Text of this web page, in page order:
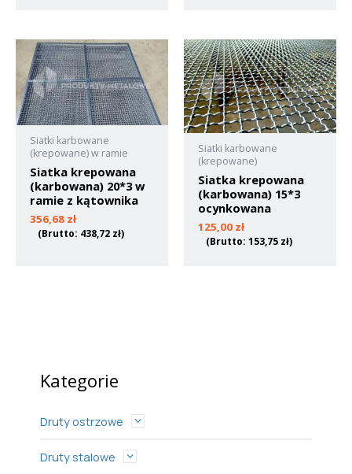
Kategorie
Druty ostrzowe
Druty stalowe
Siatki karbowane
(krepowane) w ramie
Siatka krepowana
(karbowana) 20*3 w
ramie z kątownika
356,68 zł
(Brutto: 438,72 zł)
Siatki karbowane
(krepowane)
Siatka krepowana
(karbowana) 15*3
ocynkowana
125,00 zł
(Brutto: 153,75 zł)